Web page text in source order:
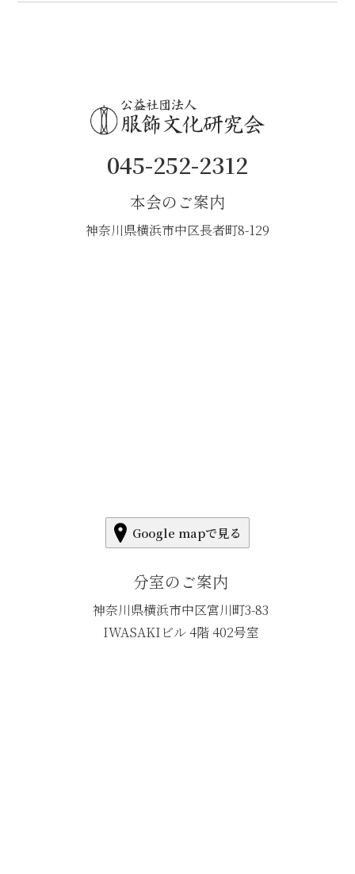
045-252-2312
本会のご案内
神奈川県横浜市中区長者町8-129
Google mapで見る
分室のご案内
神奈川県横浜市中区宮川町3-83
IWASAKIビル 4階 402号室